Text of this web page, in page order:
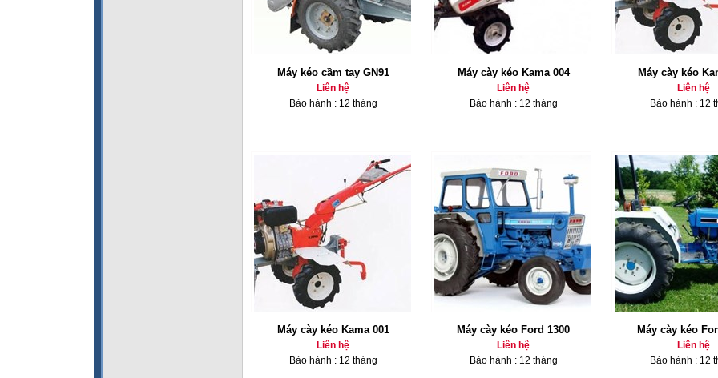
Máy kéo cầm tay GN91
Liên hệ
Bảo hành : 12 tháng
Máy cày kéo Kama 004
Liên hệ
Bảo hành : 12 tháng
Máy cày kéo
Liên hệ
Bảo hành : 12
Máy cày kéo Kama 001
Liên hệ
Bảo hành : 12 tháng
Máy cày kéo Ford 1300
Liên hệ
Bảo hành : 12 tháng
Máy cày kéo
Liên hệ
Bảo hành : 12